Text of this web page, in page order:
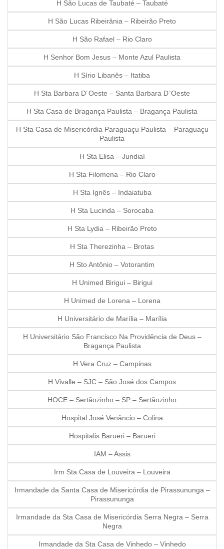
H São Lucas de Taubaté – Taubaté
H São Lucas Ribeirânia – Ribeirão Preto
H São Rafael – Rio Claro
H Senhor Bom Jesus – Monte Azul Paulista
H Sírio Libanês – Itatiba
H Sta Barbara D´Oeste – Santa Barbara D`Oeste
H Sta Casa de Bragança Paulista – Bragança Paulista
H Sta Casa de Misericórdia Paraguaçu Paulista – Paraguaçu
Paulista
H Sta Elisa – Jundiaí
H Sta Filomena – Rio Claro
H Sta Ignês – Indaiatuba
H Sta Lucinda – Sorocaba
H Sta Lydia – Ribeirão Preto
H Sta Therezinha – Brotas
H Sto Antônio – Votorantim
H Unimed Birigui – Birigui
H Unimed de Lorena – Lorena
H Universitário de Marília – Marília
H Universitário São Francisco Na Providência de Deus –
Bragança Paulista
H Vera Cruz – Campinas
H Vivalle – SJC – São José dos Campos
HOCE – Sertãozinho – SP – Sertãozinho
Hospital José Venâncio – Colina
Hospitalis Barueri – Barueri
IAM – Assis
Irm Sta Casa de Louveira – Louveira
Irmandade da Santa Casa de Misericórdia de Pirassununga –
Pirassununga
Irmandade da Sta Casa de Misericórdia Serra Negra – Serra
Negra
Irmandade da Sta Casa de Vinhedo – Vinhedo